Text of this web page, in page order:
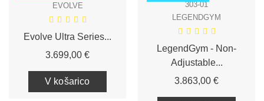
EVOLVE
Evolve Ultra Series...
3.699,00 €Cena
V košarico
LEGENDGYM
LegendGym - Non-
Adjustable...
3.863,00 €Cena